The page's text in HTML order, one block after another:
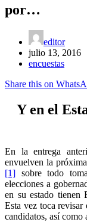
por…
editor
julio 13, 2016
encuestas
Share this on
Y en el
En la entrega
envuelven la
[1] sobre todo
elecciones a
en su estado
Esta vez toca
candidatos, así como